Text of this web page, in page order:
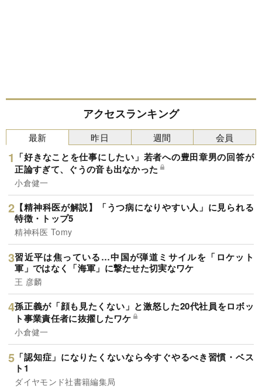
アクセスランキング
最新
「好きなことを仕事にしたい」若者への豊田章男の回答が
正論すぎて、ぐうの音も出なかった
小倉健一
【精神科医が解説】「うつ病になりやすい人」に見られる
特徴・トップ5
精神科医 Tomy
習近平は焦っている…中国が弾道ミサイルを「ロケット
軍」ではなく「海軍」に撃たせた切実なワケ
王 彦麟
孫正義が「顔も見たくない」と激怒した20代社員をロボッ
ト事業責任者に抜擢したワケ
小倉健一
「認知症」になりたくないなら今すぐやるべき習慣・ベス
ト1
ダイヤモンド社書籍編集局
昨日 週間 会員